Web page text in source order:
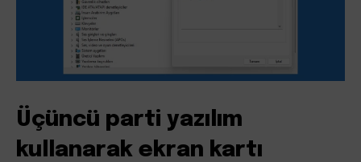
Üçüncü parti yazılım
kullanarak ekran kartı